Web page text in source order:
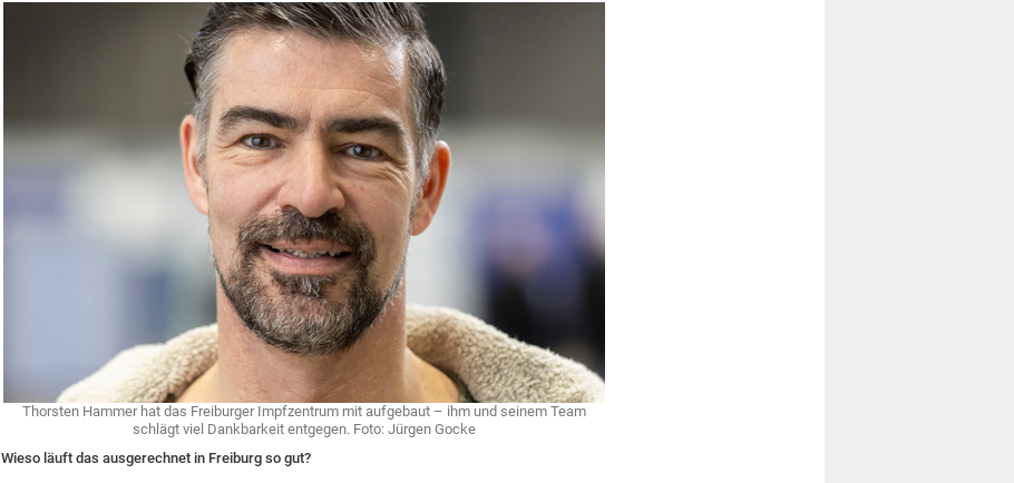
Thorsten Hammer hat das Freiburger Impfzentrum mit aufgebaut – ihm und seinem Team
schlägt viel Dankbarkeit entgegen. Foto: Jürgen Gocke
Wieso läuft das ausgerechnet in Freiburg so gut?